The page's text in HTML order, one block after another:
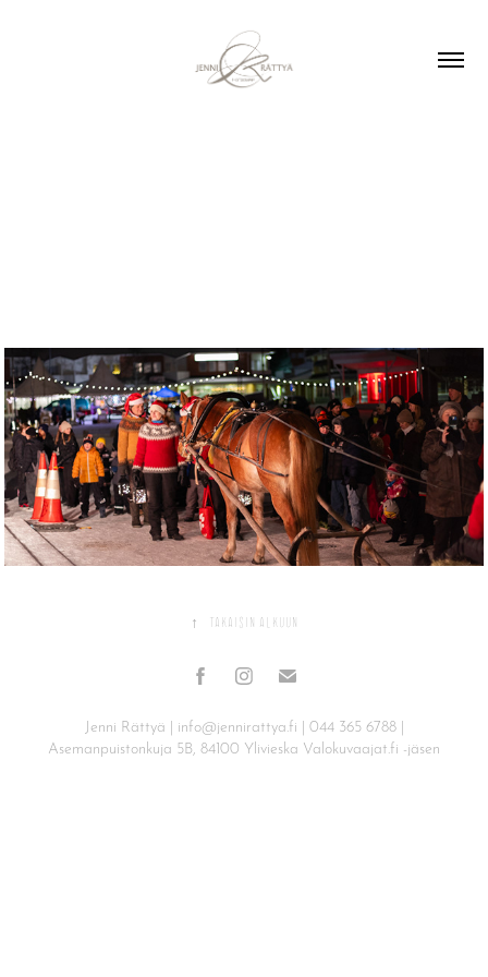
Joulunavajaiset 2023
↑ Takaisin alkuun
Jenni Rättyä | info@jennirattya.fi | 044 365 6788|
Asemanpuistonkuja 5B, 84100 Ylivieska Valokuvaajat.fi -jäsen